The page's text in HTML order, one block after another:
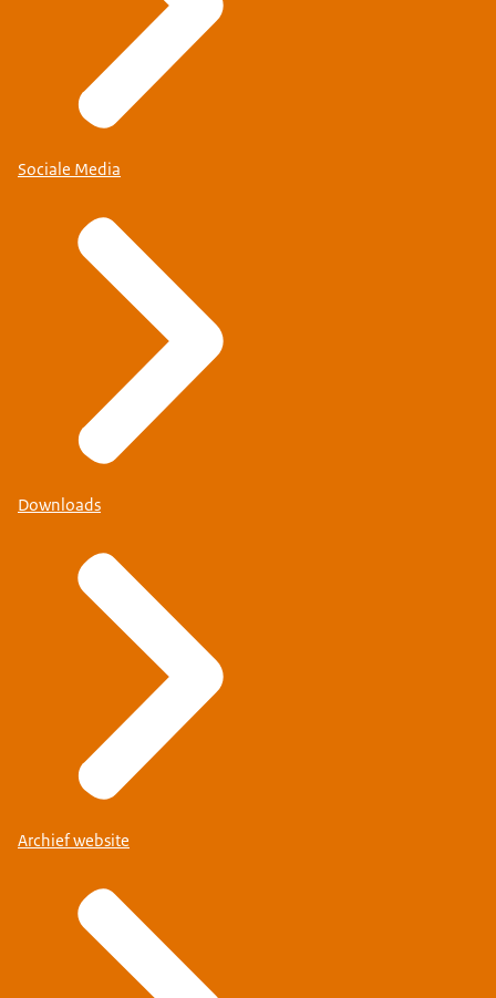
Sociale Media
Downloads
Archief website